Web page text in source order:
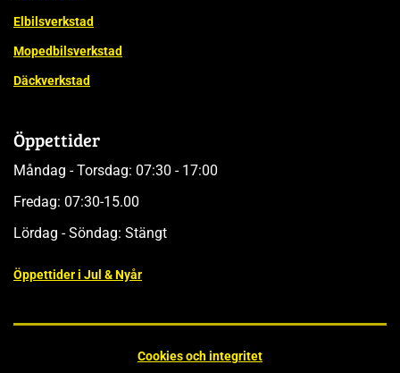
Elbilsverkstad
Mopedbilsverkstad
Däckverkstad
Öppettider
Måndag - Torsdag: 07:30 - 17:00
Fredag: 07:30-15.00
Lördag - Söndag: Stängt
Öppettider i Jul & Nyår
Cookies och integritet